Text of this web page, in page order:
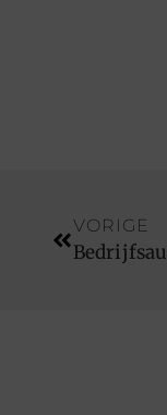
VORIGE